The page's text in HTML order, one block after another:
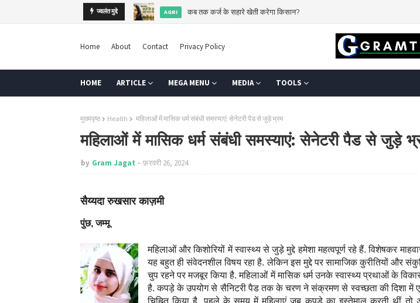
ज्वलंत मुद्दे बाल विवाह बाल विवाह: बदलती सोच के बावजूद चुनौती बरकरार है
Home About Contact Privacy Policy
HOME ARTICLE MEGA MENU MEDIA TOOLS
मुख्यपृष्ठ Health महिलाओं में मासिक धर्म संबंधी समस्याएं: सेनेटरी पैड से जुड़े भ्रम
महिलाओं में मासिक धर्म संबंधी समस्याएं: सेनेटरी पैड से जुड़े
by Gram Jagat फ़रवरी 26, 2024
सैय्यदा रुखसार काज़मी
पुंछ, जम्मू
महिलाओं और किशोरियों में स्वास्थ्य से जुड़े मुद्दे हमेशा महत्वपूर्ण रहे हैं. विशेषकर
यह बहुत ही संवेदनशील विषय रहा है. लेकिन इस मुद्दे पर सामाजिक कुरीतियों और
चुप रहने पर मजबूर किया है. महिलाओं में मासिक धर्म उनके स्वास्थ्य प्रथाओं के
है. कपड़े के उपयोग से सैनिटरी पैड तक के चरण ने संक्रमण से स्वच्छता की दिशा में
चिह्नित किया है. पहले के समय में महिलाएं जब कपड़े का इस्तेमाल करती थीं तो